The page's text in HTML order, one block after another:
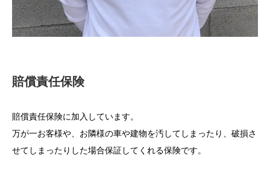
賠償責任保険
賠償責任保険に加入しています。
万が一お客様や、お隣様の車や建物を汚してしまったり、破損さ
せてしまったりした場合保証してくれる保険です。